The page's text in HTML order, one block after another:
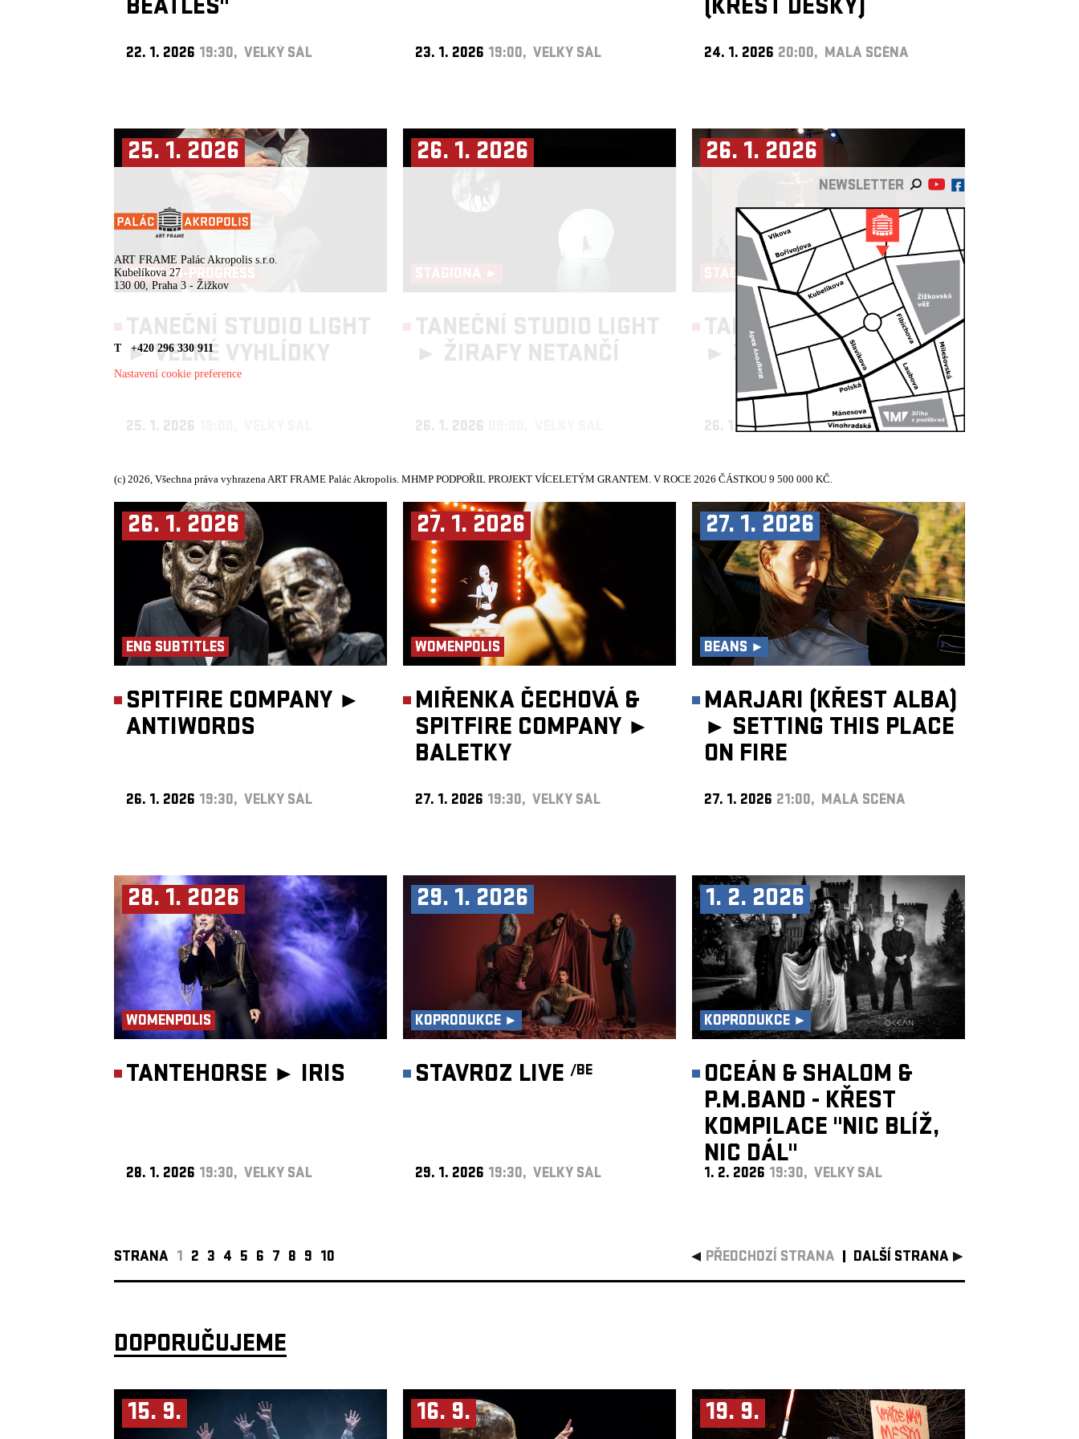
BEATLES"
22. 1. 2026 19:30, VELKÝ SÁL 23. 1. 2026 19:00, VELKÝ SÁL
(KŘEST DESKY)
24. 1. 2026 20:00, MALÁ SCÉNA
25. 1. 2026
WORK-IN-PROGRESS
TANEČNÍ STUDIO LIGHT
►VELKÉ VYHLÍDKY
25. 1. 2026
26. 1. 2026
TANEČNÍ STUDIO LIGHT
► ŽIRAFY NETANČÍ
26. 1. 2026
26. 1. 2026
STAGIONA ►
TANEČNÍ STUDIO LIGHT
► ŽIRAFY NETANČÍ
26. 1. 2026 10:30, VELKÝ SÁL
26. 1. 2026
ENG SUBTITLES
SPITFIRE COMPANY ►
ANTIWORDS
26. 1. 2026 19:30, VELKÝ SÁL
27. 1. 2026
WOMENPOLIS
MIŘENKA ČECHOVÁ &
SPITFIRE COMPANY ►
BALETKY
27. 1. 2026 19:30, VELKÝ SÁL
27. 1. 2026
BEANS ►
MARJARI (KŘEST ALBA)
► SETTING THIS PLACE
ON FIRE
27. 1. 2026 21:00, MALÁ SCÉNA
28. 1. 2026
WOMENPOLIS
TANTEHORSE ► IRIS
28. 1. 2026 19:30, VELKÝ SÁL
29. 1. 2026
KOPRODUKCE ►
STAVROZ LIVE /BE
29. 1. 2026 19:30, VELKÝ SÁL
1. 2. 2026
KOPRODUKCE ►
OCEÁN & SHALOM &
P.M.BAND - KŘEST
KOMPILACE "NIC BLÍŽ,
NIC DÁL"
1. 2. 2026 19:30, VELKÝ SÁL
STRANA 1 2 3 4 5 6 7 8 9 10 PŘEDCHOZÍ STRANA DALŠÍ STRANA
DOPORUČUJEME
15. 9. 16. 9. 19. 9.
NEWSLETTER
ART FRAME Palác Akropolis s.r.o.
Kubelíkova 27
130 00, Praha 3 - Žižkov
T +420 296 330 911
Nastavení cookie preference
(c) 2026, Všechna práva vyhrazena ART FRAME Palác Akropolis. MHMP PODPOŘIL PROJEKT VÍCELETÝM GRANTEM. V ROCE 2026 ČÁSTKOU 9 500 000 KČ.